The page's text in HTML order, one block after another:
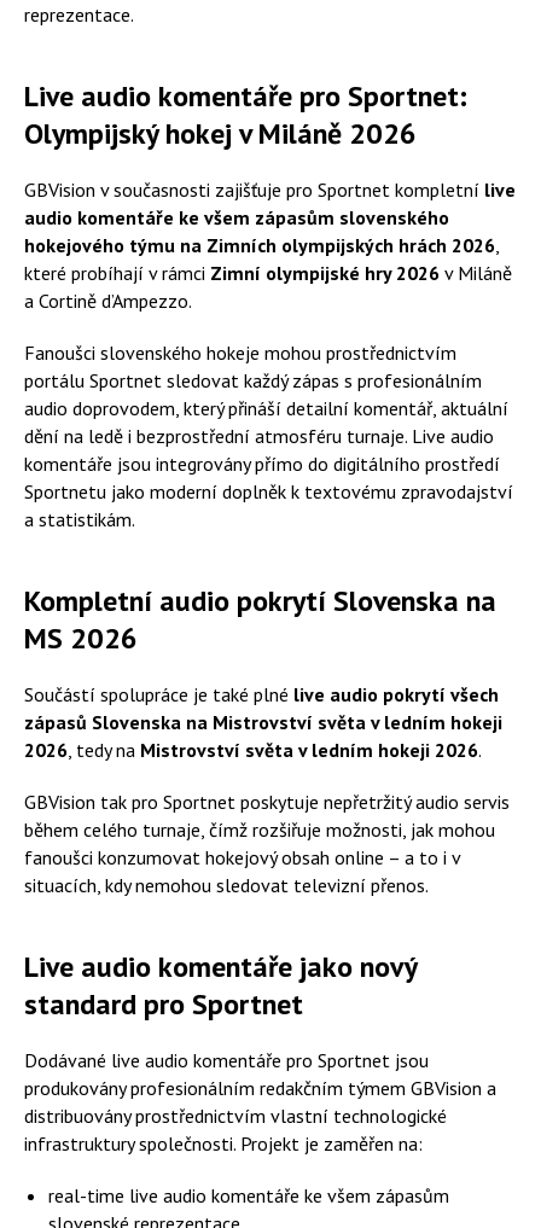
reprezentace.
Live audio komentáře pro Sportnet:
Olympijský hokej v Miláně 2026
GBVision v současnosti zajišťuje pro Sportnet kompletní live
audio komentáře ke všem zápasům slovenského
hokejového týmu na Zimních olympijských hrách 2026
které probíhají v rámci Zimní olympijské hry 2026 v Miláně
a Cortině d’Ampezzo.
Fanoušci slovenského hokeje mohou prostřednictvím
portálu Sportnet sledovat každý zápas s profesionálním
audio doprovodem, který přináší detailní komentář, aktuální
dění na ledě i bezprostřední atmosféru turnaje. Live audio
komentáře jsou integrovány přímo do digitálního prostředí
Sportnetu jako moderní doplněk k textovému zpravodajství
a statistikám.
Kompletní audio pokrytí Slovenska na
MS 2026
Součástí spolupráce je také plné live audio pokrytí všech
zápasů Slovenska na Mistrovství světa v ledním hokeji
2026 , tedy na Mistrovství světa v ledním hokeji 2026.
GBVision tak pro Sportnet poskytuje nepřetržitý audio servis
během celého turnaje, čímž rozšiřuje možnosti, jak mohou
fanoušci konzumovat hokejový obsah online – a to i v
situacích, kdy nemohou sledovat televizní přenos.
Live audio komentáře jako nový
standard pro Sportnet
Dodávané live audio komentáře pro Sportnet jsou
produkovány profesionálním redakčním týmem GBVision a
distribuovány prostřednictvím vlastní technologické
infrastruktury společnosti. Projekt je zaměřen na:
real-time live audio komentáře ke všem zápasům
slovenské reprezentace,